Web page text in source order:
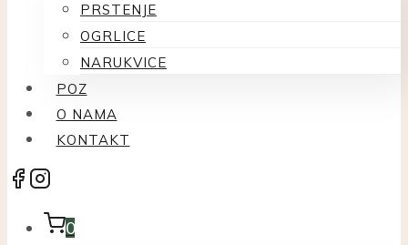
PRSTENJE
OGRLICE
NARUKVICE
POZ
O NAMA
KONTAKT
0